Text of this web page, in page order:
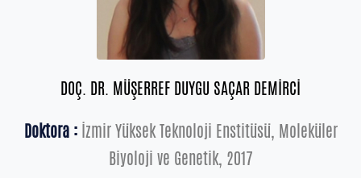
DOÇ. DR. MÜŞERREF DUYGU SAÇAR DEMİRCİ
Doktora :İzmir Yüksek Teknoloji Enstitüsü, Moleküler
Biyoloji ve Genetik, 2017